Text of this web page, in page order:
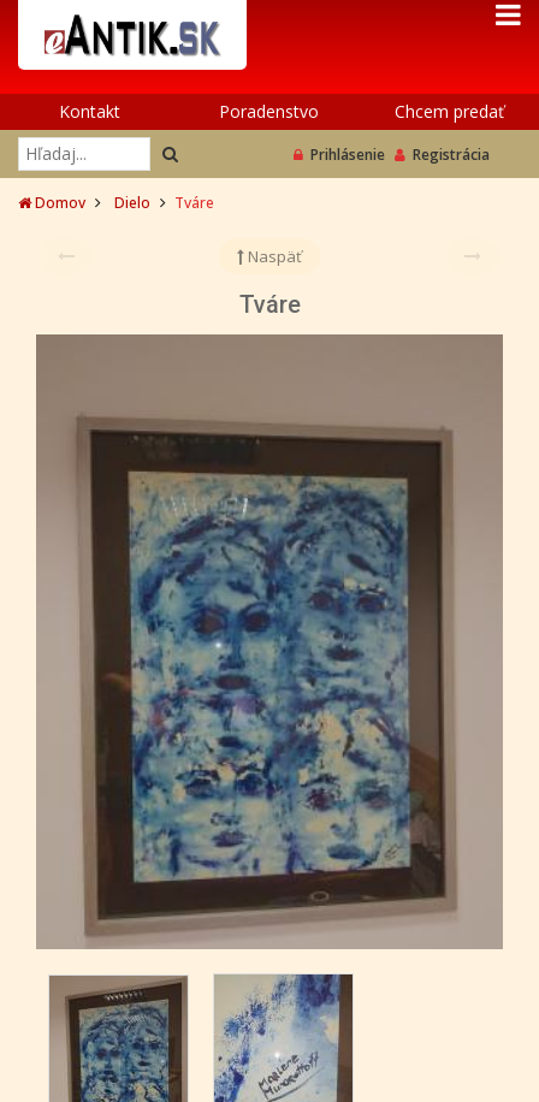
Kontakt Poradenstvo Chcem predať
Prihlásenie Registrácia
Domov Dielo Tváre
Naspäť
Tváre